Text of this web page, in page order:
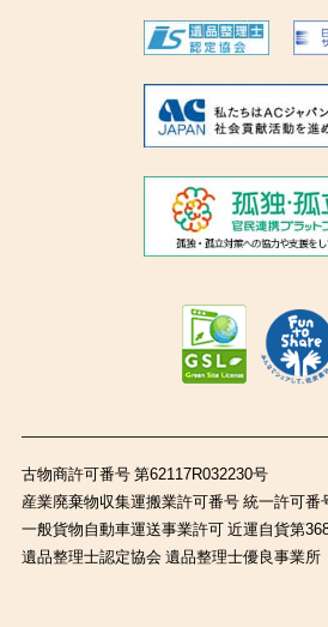
古物商許可番号 第62117R032230号
産業廃棄物収集運搬業許可番号 統一許可番
一般貨物自動車運送事業許可 近運自貨第
遺品整理士認定協会 遺品整理士優良事業所